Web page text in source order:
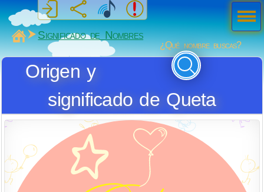
MiSabueso
Significado de Nombres
¿Qué nombre buscas?
Origen y
significado de Queta
Men
ú